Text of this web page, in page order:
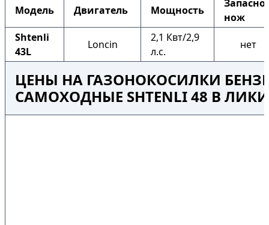
Модель Двигатель Мощность
нож
Shtenli
43L
Loncin
2,1 Квт/2,9
л.с.
нет
ЦЕНЫ НА ГАЗОНОКОСИЛКИ
САМОХОДНЫЕ SHTENLI 48 В